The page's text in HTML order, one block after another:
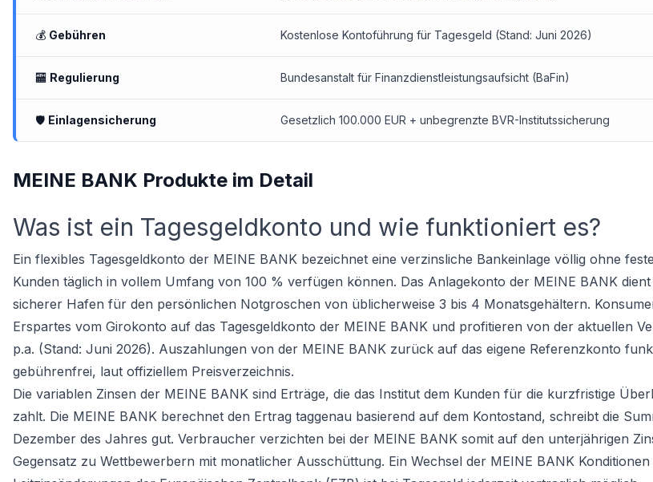
💰 Gebühren Kostenlose Kontoführung für Tagesgeld (Stand: Juni 2026)
🏧 Regulierung Bundesanstalt für Finanzdienstleistungsaufsicht (BaFin)
🛡 Einlagensicherung Gesetzlich 100.000 EUR + unbegrenzte BVR-Institutssicherung
MEINE BANK Produkte im Detail
Was ist ein Tagesgeldkonto und wie funktioniert es?
Ein flexibles Tagesgeldkonto der MEINE BANK bezeichnet eine verzinsliche Bankeinlage völlig ohne
Kunden täglich in vollem Umfang von 100 % verfügen können. Das Anlagekonto der MEINE BANK
sicherer Hafen für den persönlichen Notgroschen von üblicherweise 3 bis 4 Monatsgehältern.
Erspartes vom Girokonto auf das Tagesgeldkonto der MEINE BANK und profitieren von der aktuellen
p.a. (Stand: Juni 2026). Auszahlungen von der MEINE BANK zurück auf das eigene Referenzkonto
gebührenfrei, laut offiziellem Preisverzeichnis.
Die variablen Zinsen der MEINE BANK sind Erträge, die das Institut dem Kunden für die kurzfristige
zahlt. Die MEINE BANK berechnet den Ertrag taggenau basierend auf dem Kontostand, schreibt die
Dezember des Jahres gut. Verbraucher verzichten bei der MEINE BANK somit auf den unterjährigen
Gegensatz zu Wettbewerbern mit monatlicher Ausschüttung. Ein Wechsel der MEINE BANK